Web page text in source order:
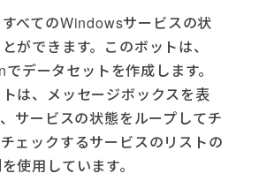
べてのWindowsサービスの状
ができます。このボットは、
データセットを作成します。
は、メッセージボックスを表
サービスの状態をループしてチ
ェックするサービスのリストの
使用しています。
(1)